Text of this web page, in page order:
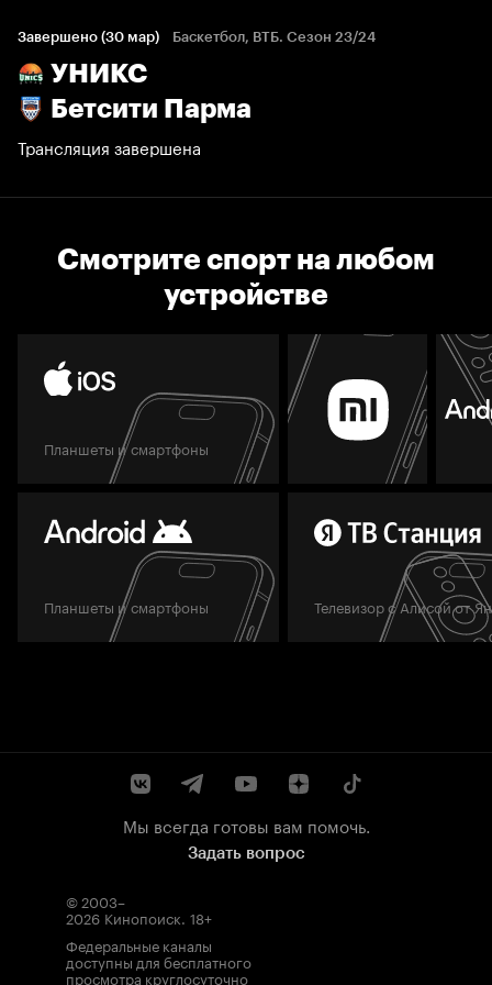
Завершено (30 мар) Баскетбол, ВТБ. Сезон 23/24
УНИКС
Бетсити Парма
Трансляция завершена
Смотрите спорт на любом
устройстве
Планшеты и смартфоны
Планшеты и смартфоны Телевизор с Алисой от
Мы всегда готовы вам помочь.
Задать вопрос
© 2003–
2026 Кинопоиск. 18+
Федеральные каналы
доступны для бесплатного
просмотра круглосуточно